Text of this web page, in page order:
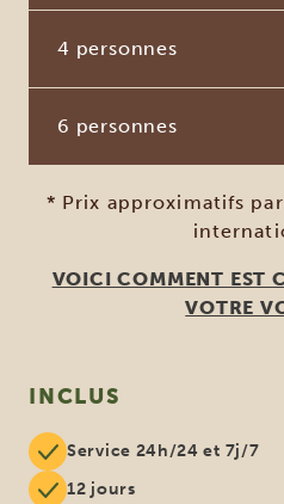
4 personnes
6 personnes
* Prix approximatifs
VOICI COMMENT EST
VOTRE
INCLUS
Service 24h/24 et 7j/7
12 jours